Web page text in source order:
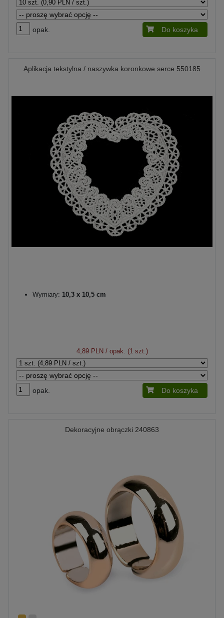
opak. Do koszyka
Aplikacja tekstylna / naszywka koronkowe serce 550185
Wymiary: 10,3 x 10,5 cm
4,89 PLN / opak. (1 szt.)
opak. Do koszyka
Dekoracyjne obrączki 240863